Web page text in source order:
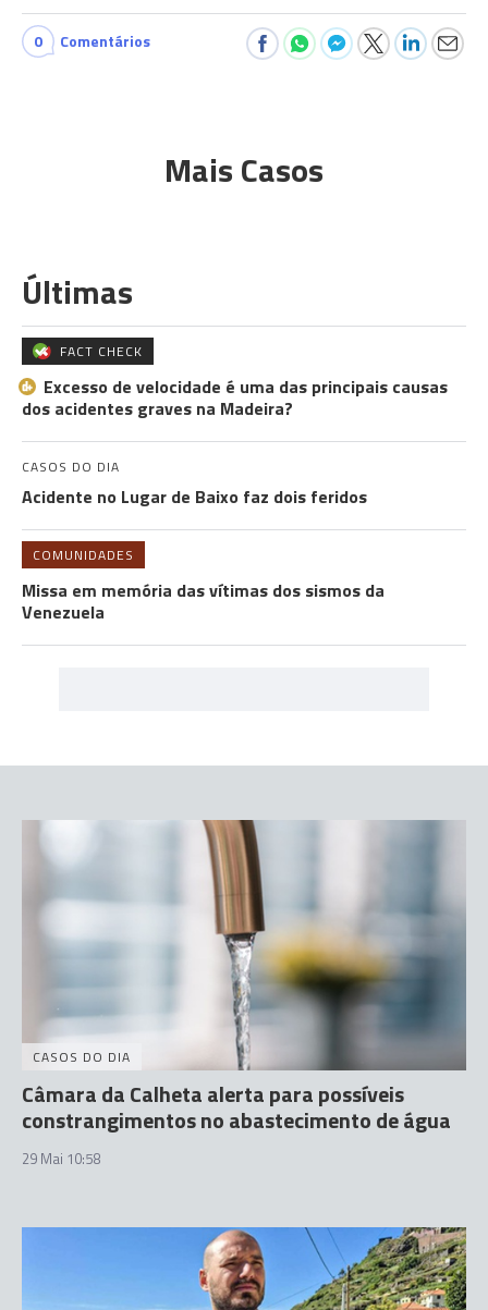
0 Comentários
Mais Casos
Últimas
FACT CHECK
Excesso de velocidade é uma das principais causas
dos acidentes graves na Madeira?
CASOS DO DIA
Acidente no Lugar de Baixo faz dois feridos
COMUNIDADES
Missa em memória das vítimas dos sismos da
Venezuela
CASOS DO DIA
Câmara da Calheta alerta para possíveis
constrangimentos no abastecimento de água
29 Mai 10:58